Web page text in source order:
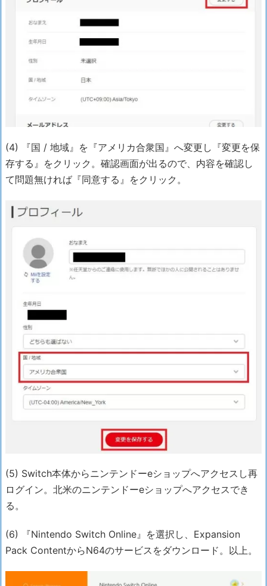
(4) 『国 / 地域』を『アメリカ合衆国』へ変更し『変更を保
存する』をクリック。確認画面が出るので、内容を確認し
て問題無ければ『同意する』をクリック。
(5) Switch本体からニンテンドーeショップへアクセスし再
ログイン。北米のニンテンドーeショップへアクセスでき
る。
(6) 『Nintendo Switch Online』を選択し、Expansion
Pack ContentからN64のサービスをダウンロード。以上。